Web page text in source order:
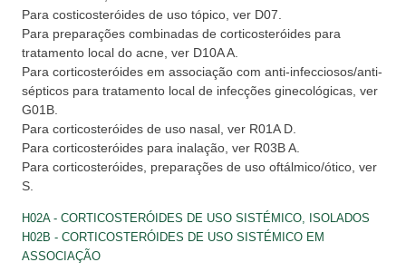
Para costicosteróides de uso tópico, ver D07.
Para preparações combinadas de corticosteróides para
tratamento local do acne, ver D10A A.
Para corticosteróides em associação com anti-infecciosos/anti-
sépticos para tratamento local de infecções ginecológicas, ver
G01B.
Para corticosteróides de uso nasal, ver R01A D.
Para corticosteróides para inalação, ver R03B A.
Para corticosteróides, preparações de uso oftálmico/ótico, ver
S.
H02A - CORTICOSTERÓIDES DE USO SISTÉMICO, ISOLADOS
H02B - CORTICOSTERÓIDES DE USO SISTÉMICO EM
ASSOCIAÇÃO